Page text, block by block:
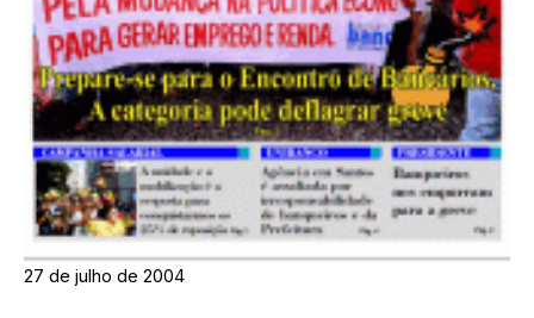
27 de julho de 2004